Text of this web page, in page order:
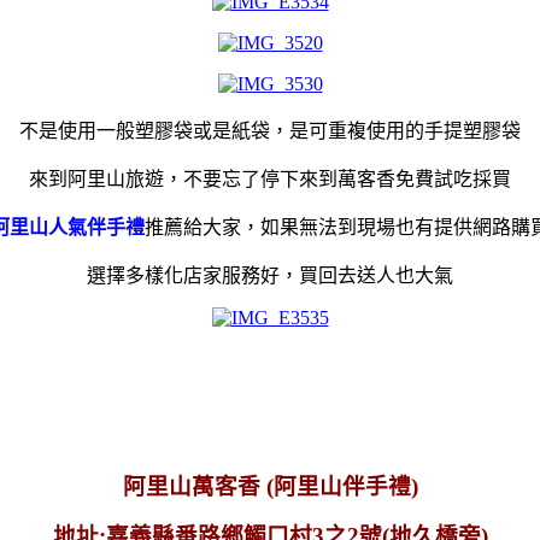
不是使用一般塑膠袋或是紙袋，是可重複使用的手提塑膠袋
來到阿里山旅遊，不要忘了停下來到萬客香免費試吃採買
里山人氣伴手禮推薦給大家，如果無法到現場也有提供網路購
選擇多樣化店家服務好，買回去送人也大氣
阿里山萬客香 (阿里山伴手禮)